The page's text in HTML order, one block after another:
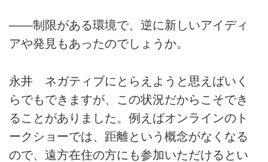
――制限がある環境で、逆に新しいアイディ
アや発見もあったのでしょうか。
永井 ネガティブにとらえようと思えばいく
らでもできますが、この状況だからこそでき
ることがありました。例えばオンラインのト
ークショーでは、距離という概念がなくなる
ので、遠方在住の方にも参加いただけるとい